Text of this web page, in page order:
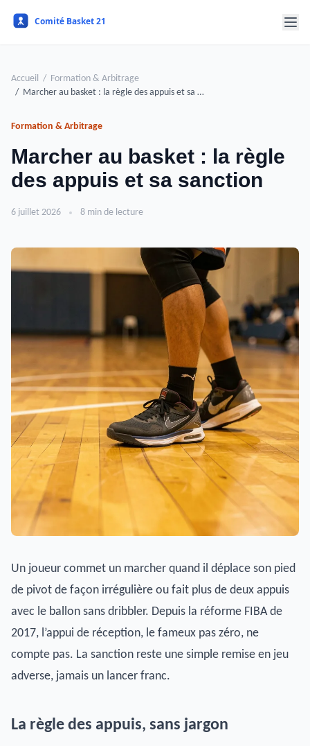
Accueil
Formation & Arbitrage
Marcher au basket : la règle des appuis et sa …
Formation & Arbitrage
Marcher au basket : la règle
des appuis et sa sanction
6 juillet 2026 8 min de lecture
Un joueur commet un marcher quand il déplace son pied
de pivot de façon irrégulière ou fait plus de deux appuis
avec le ballon sans dribbler. Depuis la réforme FIBA de
2017, l’appui de réception, le fameux pas zéro, ne
compte pas. La sanction reste une simple remise en jeu
adverse, jamais un lancer franc.
La règle des appuis, sans jargon